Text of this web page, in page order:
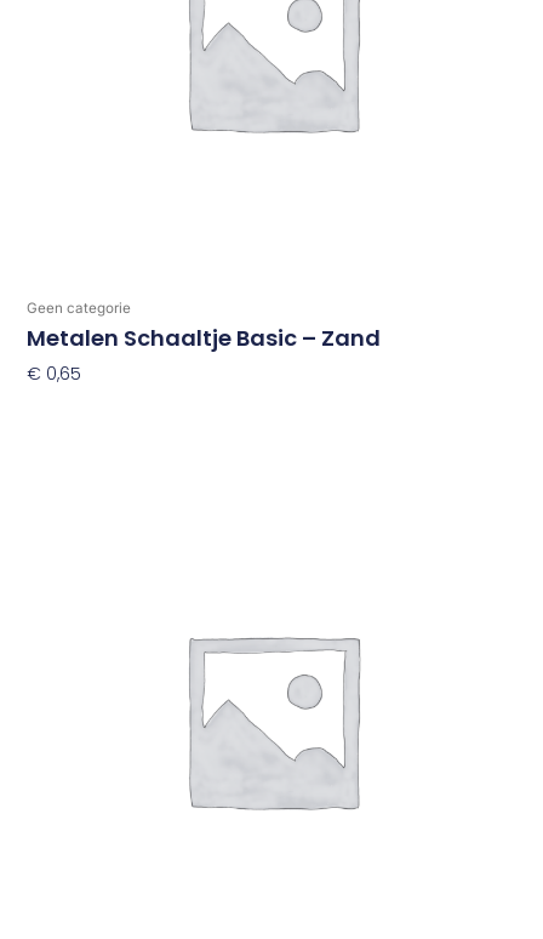
Geen categorie
Metalen Schaaltje Basic – Zand
€ 0,65